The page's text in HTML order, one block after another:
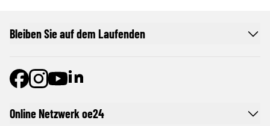
Online Netzwerk oe24
Bleiben Sie auf dem Laufenden